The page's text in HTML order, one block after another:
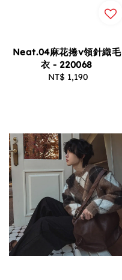
Neat.04麻花捲v領針織毛
衣 - 220068
Regular
NT$ 1,190